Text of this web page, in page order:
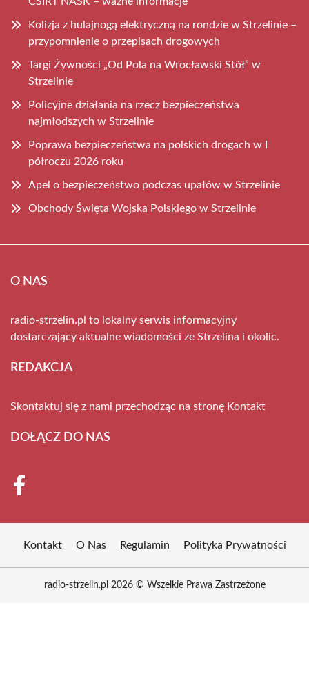
Kolizja z hulajnogą elektryczną na rondzie w Strzelinie –
przypomnienie o przepisach drogowych
Targi Żywności „Od Pola na Wrocławski Stół” w
Strzelinie
Policyjne działania na rzecz bezpieczeństwa
najmłodszych w Strzelinie
Poprawa bezpieczeństwa na polskich drogach w I
półroczu 2026 roku
Apel o bezpieczeństwo podczas upałów w Strzelinie
Obchody Święta Wojska Polskiego w Strzelinie
O NAS
radio-strzelin.pl to lokalny serwis informacyjny
dostarczający aktualne wiadomości ze Strzelina i okolic.
REDAKCJA
Skontaktuj się z nami przechodząc na stronę Kontakt
DOŁĄCZ DO NAS
Kontakt O Nas Regulamin Polityka Prywatności
radio-strzelin.pl 2026 © Wszelkie Prawa Zastrzeżone